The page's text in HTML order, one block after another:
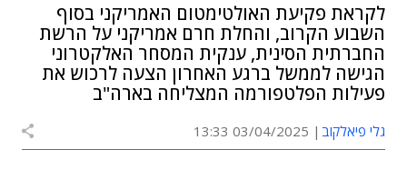
לקראת פקיעת האולטימטום האמריקני בסוף
השבוע הקרוב, והחלת חרם אמריקני על הרשת
החברתית הסינית, ענקית המסחר האלקטרוני
הגישה לממשל ברגע האחרון הצעה לרכוש את
פעילות הפלטפורמה המצליחה בארה"ב
גלי פיאלקוב 03/04/2025 13:33